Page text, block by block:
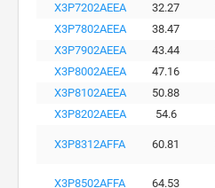
X3P7202AEEA
32.27
X3P7802AEEA
38.47
X3P7902AEEA
43.44
X3P8002AEEA
47.16
X3P8102AEEA
50.88
X3P8202AEEA
54.6
X3P8312AFFA 60.81
X3P8502AFFA 64.53